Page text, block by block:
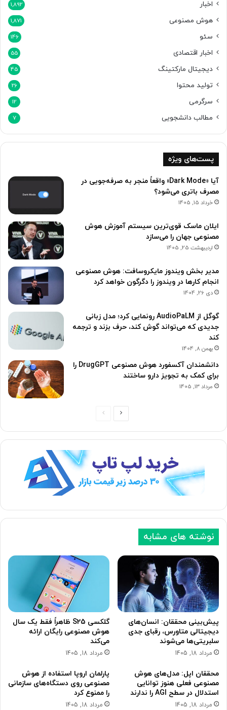
اخبار 1,892
هوش مصنوعی 1,871
سئو 146
اخبار اقتصادی 55
دیجیتال مارکتینگ 45
تولید محتوا 26
سرگرمی 12
مطالب دانشجویی 7
پست‌های ویژه
آیا «Dark Mode» واقعاً منجر به صرفه‌جویی در
مصرف باتری می‌شود؟
خرداد 15, 1405
ایلان ماسک قوی‌ترین سیستم آموزش هوش
مصنوعی جهان را می‌سازد
اردیبهشت 25, 1405
مدیر بخش ویندوز مایکروسافت: هوش مصنوعی
انجام کارها در ویندوز را دگرگون خواهد کرد
دی 26, 1404
گوگل از AudioPaLM رونمایی کرد؛ مدل زبانی
جدیدی که می‌تواند گوش کند، حرف بزند و ترجمه
کند
بهمن 8, 1404
دانشمندان آکسفورد هوش مصنوعی DrugGPT را
برای کمک به تجویز دارو ساختند
مرداد 13, 1405
صفحه
صفحه
نوشته های مشابه
پیش‌بینی محققان: انسان‌های
دیجیتالی متاورس، رقبای جدی
سلبریتی‌ها می‌شوند
مرداد 18, 1405
گلکسی S25 ظاهراً فقط یک سال
هوش مصنوعی رایگان ارائه
می‌کند
مرداد 18, 1405
محققان اپل: مدل‌های هوش
مصنوعی فعلی هنوز توانایی
استدلال در سطح AGI را ندارند
مرداد 18, 1405
پارلمان اروپا استفاده از هوش
مصنوعی روی دستگاه‌های سازمانی
را ممنوع کرد
مرداد 18, 1405